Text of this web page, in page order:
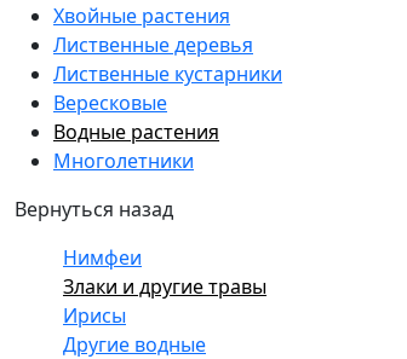
Хвойные растения
Лиственные деревья
Лиственные кустарники
Вересковые
Водные растения
Многолетники
Вернуться назад
Нимфеи
Злаки и другие травы
Ирисы
Другие водные